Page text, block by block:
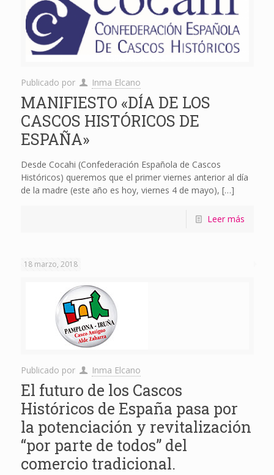
Publicado por Inma Elcano
MANIFIESTO «DÍA DE LOS
CASCOS HISTÓRICOS DE
ESPAÑA»
Desde Cocahi (Confederación Española de Cascos
Históricos) queremos que el primer viernes anterior al día
de la madre (este año es hoy, viernes 4 de mayo), […]
Leer más
18 marzo, 2018
Publicado por Inma Elcano
El futuro de los Cascos
Históricos de España pasa por
la potenciación y revitalización
“por parte de todos” del
comercio tradicional.